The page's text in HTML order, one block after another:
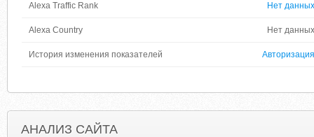
Alexa Traffic Rank Нет данных
Alexa Country Нет данных
История изменения показателей Авторизация
АНАЛИЗ САЙТА